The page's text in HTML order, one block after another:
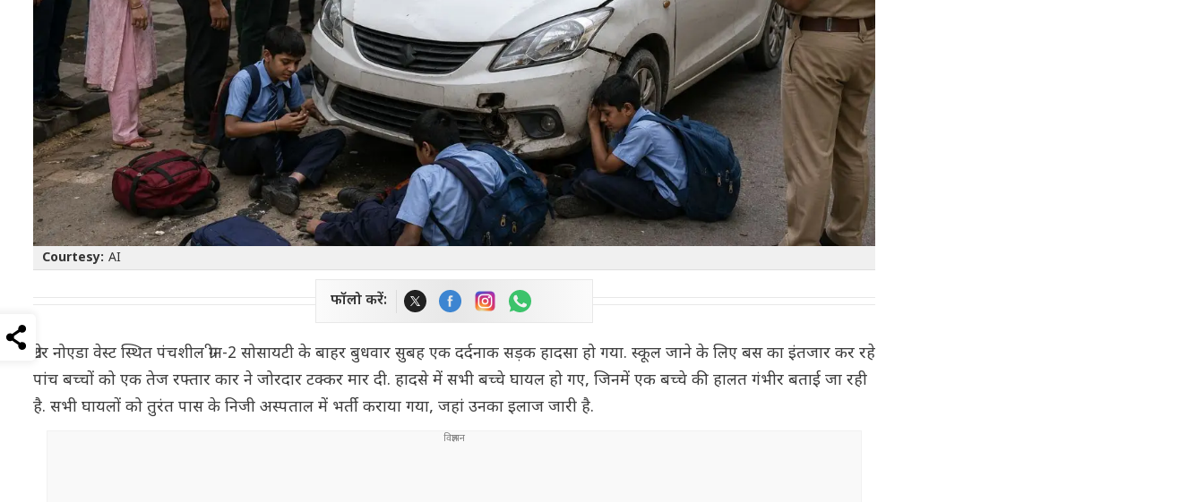
Courtesy: AI
फॉलो करें:
ग्रेटर नोएडा वेस्ट स्थित पंचशील ग्रीन-2 सोसायटी के बाहर बुधवार सुबह एक दर्दनाक सड़क हादसा हो गया. स्कूल जाने के लिए बस का इंतजार कर रहे
पांच बच्चों को एक तेज रफ्तार कार ने जोरदार टक्कर मार दी. हादसे में सभी बच्चे घायल हो गए, जिनमें एक बच्चे की हालत गंभीर बताई जा रही
है. सभी घायलों को तुरंत पास के निजी अस्पताल में भर्ती कराया गया, जहां उनका इलाज जारी है.